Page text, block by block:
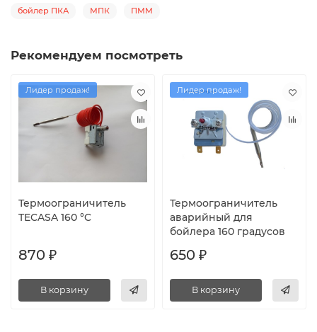
бойлер ПКА МПК ПММ
Рекомендуем посмотреть
Лидер продаж!
Термоограничитель
TECASA 160 °C
870 ₽
В корзину
Лидер продаж!
Термоограничитель
аварийный для
бойлера 160 градусов
650 ₽
В корзину